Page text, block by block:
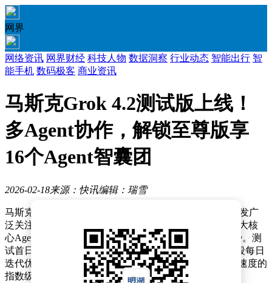
网界
网络资讯 网界财经 科技人物 数据洞察 行业动态 智能出行 智
能手机 数码极客 商业资讯
马斯克Grok 4.2测试版上线！
多Agent协作，解锁至尊版享
16个Agent智囊团
2026-02-18来源：快讯编辑：瑞雪
马斯克旗下xAI公司最新推出的Grok 4.2大模型测试版引发广
泛关注。这款具备多智能体协作能力的AI系统，通过四大核
心Agent的协同工作，在复杂任务处理中展现出独特优势。测
试首日，马斯克在社交平台X上透露，该模型在测试阶段每日
迭代优化，预计下月正式发布时将实现智能水平和响应速度的
指数级提升。